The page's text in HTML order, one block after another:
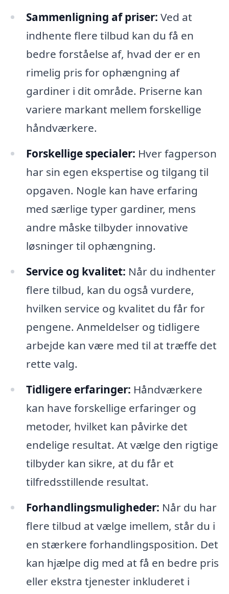
Sammenligning af priser: Ved at
indhente flere tilbud kan du få en
bedre forståelse af, hvad der er en
rimelig pris for ophængning af
gardiner i dit område. Priserne kan
variere markant mellem forskellige
håndværkere.
Forskellige specialer: Hver fagperson
har sin egen ekspertise og tilgang til
opgaven. Nogle kan have erfaring
med særlige typer gardiner, mens
andre måske tilbyder innovative
løsninger til ophængning.
Service og kvalitet: Når du indhenter
flere tilbud, kan du også vurdere,
hvilken service og kvalitet du får for
pengene. Anmeldelser og tidligere
arbejde kan være med til at træffe det
rette valg.
Tidligere erfaringer: Håndværkere
kan have forskellige erfaringer og
metoder, hvilket kan påvirke det
endelige resultat. At vælge den rigtige
tilbyder kan sikre, at du får et
tilfredsstillende resultat.
Forhandlingsmuligheder: Når du har
flere tilbud at vælge imellem, står du i
en stærkere forhandlingsposition. Det
kan hjælpe dig med at få en bedre pris
eller ekstra tjenester inkluderet i